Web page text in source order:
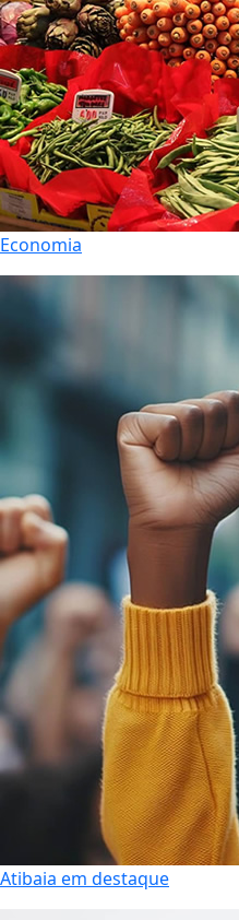
Economia
Atibaia em destaque